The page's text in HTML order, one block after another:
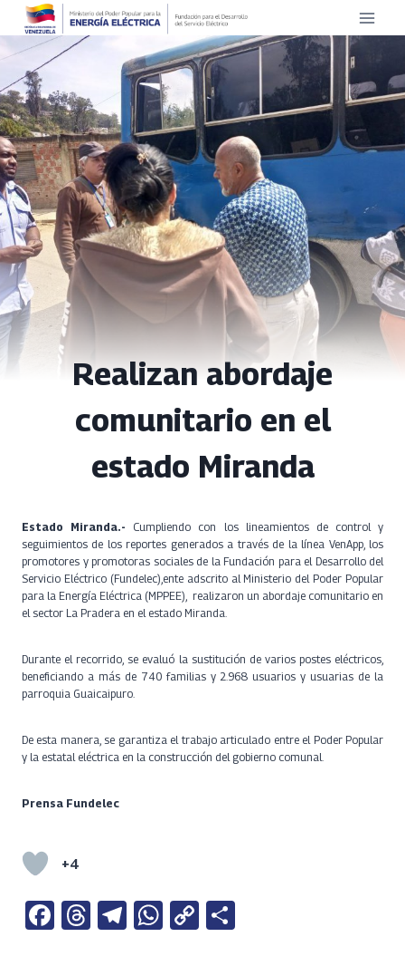
Saltar
contenido
Realizan abordaje
comunitario en el
estado Miranda
Estado Miranda.- Cumpliendo con los lineamientos de control y
seguimientos de los reportes generados a través de la línea VenApp, los
promotores y promotoras sociales de la Fundación para el Desarrollo del
Servicio Eléctrico (Fundelec),ente adscrito al Ministerio del Poder Popular
para la Energía Eléctrica (MPPEE), realizaron un abordaje comunitario en
el sector La Pradera en el estado Miranda.
Durante el recorrido, se evaluó la sustitución de varios postes eléctricos,
beneficiando a más de 740 familias y 2.968 usuarios y usuarias de la
parroquia Guaicaipuro.
De esta manera, se garantiza el trabajo articulado entre el Poder Popular
y la estatal eléctrica en la construcción del gobierno comunal.
Prensa Fundelec
+4
Fa T
Te W
C